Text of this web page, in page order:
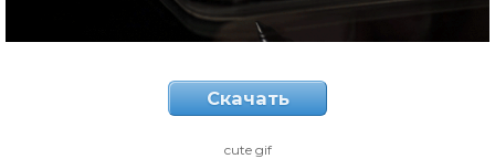
Скачать
cute gif